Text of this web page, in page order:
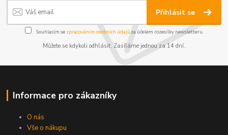
Přihlásit se
Souhlasím se zpracováním osobních údajůza účelem rozesílky newsletteru.
Můžete se kdykoli odhlásit. Zasíláme jednou za 14 dní.
Informace pro zákazníky
O nás
Vše o nákupu